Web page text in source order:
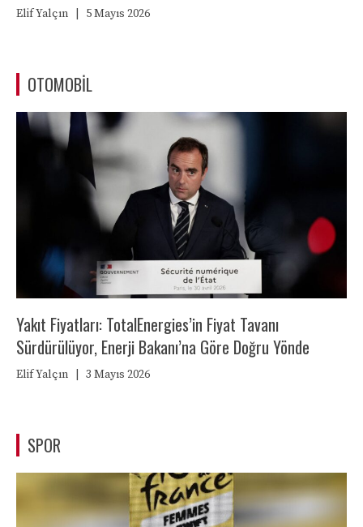
Elif Yalçın 5 Mayıs 2026
OTOMOBIL
Yakıt Fiyatları: TotalEnergies’in Fiyat Tavanı
Sürdürülüyor, Enerji Bakanı’na Göre Doğru Yönde
Elif Yalçın 3 Mayıs 2026
SPOR